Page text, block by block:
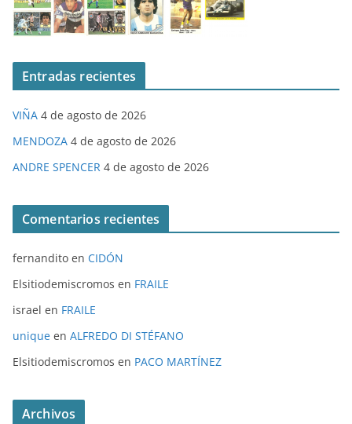
Entradas recientes
VIÑA 4 de agosto de 2026
MENDOZA 4 de agosto de 2026
ANDRE SPENCER 4 de agosto de 2026
Comentarios recientes
fernandito en CIDÓN
Elsitiodemiscromos en FRAILE
israel en FRAILE
unique en ALFREDO DI STÉFANO
Elsitiodemiscromos en PACO MARTÍNEZ
Archivos